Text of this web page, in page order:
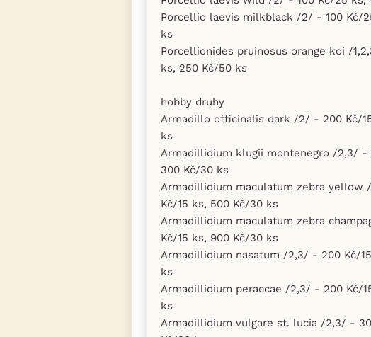
Porcellio laevis milkblack /2/ - 100 Kč/
ks
Porcellionides pruinosus orange koi /
ks, 250 Kč/50 ks
hobby druhy
Armadillo officinalis dark /2/ - 200 Kč/
ks
Armadillidium klugii montenegro /2,3/ -
300 Kč/30 ks
Armadillidium maculatum zebra yellow
Kč/15 ks, 500 Kč/30 ks
Armadillidium maculatum zebra
Kč/15 ks, 900 Kč/30 ks
Armadillidium nasatum /2,3/ - 200 Kč/
ks
Armadillidium peraccae /2,3/ - 200 Kč/
ks
Armadillidium vulgare st. lucia /2,3/ -